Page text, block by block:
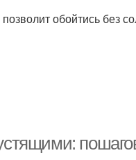
обойтись без